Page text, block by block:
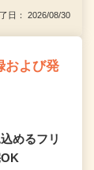
日： 2026/08/30
および発
めるフリ